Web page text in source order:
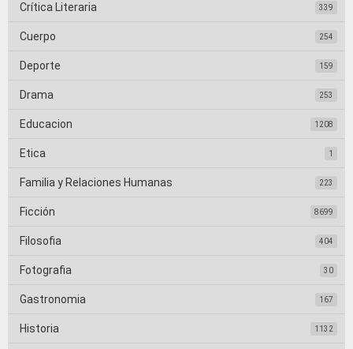
Crítica Literaria 339
Cuerpo 254
Deporte 159
Drama 253
Educacion 1208
Etica 1
Familia y Relaciones Humanas 223
Ficción 8699
Filosofia 404
Fotografia 30
Gastronomia 167
Historia 1132